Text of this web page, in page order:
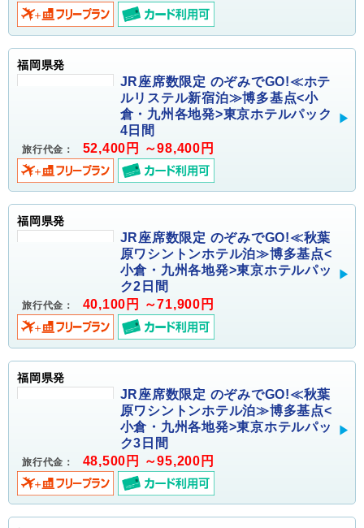
福岡県発
JR座席数限定 のぞみでGO!≪ホテ
ルリステル新宿泊≫博多基点<小
倉・九州各地発>東京ホテルパック
4日間
旅行代金： 52,400円 ～98,400円
福岡県発
JR座席数限定 のぞみでGO!≪秋葉
原ワシントンホテル泊≫博多基点<
小倉・九州各地発>東京ホテルパッ
ク2日間
旅行代金： 40,100円 ～71,900円
福岡県発
JR座席数限定 のぞみでGO!≪秋葉
原ワシントンホテル泊≫博多基点<
小倉・九州各地発>東京ホテルパッ
ク3日間
旅行代金： 48,500円 ～95,200円